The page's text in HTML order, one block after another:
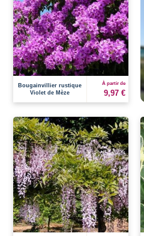
Bougainvillier rustique
Violet de Mèze
À partir de
9,97 €